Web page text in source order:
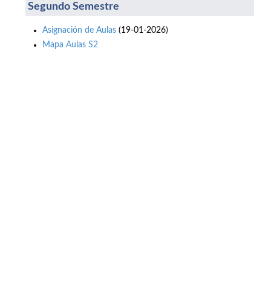
Segundo Semestre
Asignación de Aulas (19-01-2026)
Mapa Aulas S2